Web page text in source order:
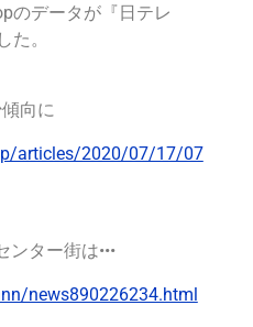
のデータが『日テレ
た。
向に
articles/2020/07/17/07
ンター街は•••
news890226234.html